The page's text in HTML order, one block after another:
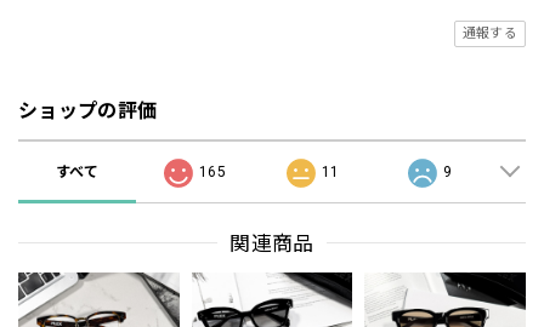
通報する
ショップの評価
すべて 165 11 9
関連商品